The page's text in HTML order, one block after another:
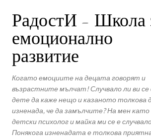
РадостИ - Школа
емоционално
развитие
Когато емоциите на децата говорят и
възрастните мълчат! Случвало ли ви се
дете да каже нещо и казаното толкова
изненада, че да замълчите? На мен като
детски психолог и майка ми се е
Понякога изненадата е толкова